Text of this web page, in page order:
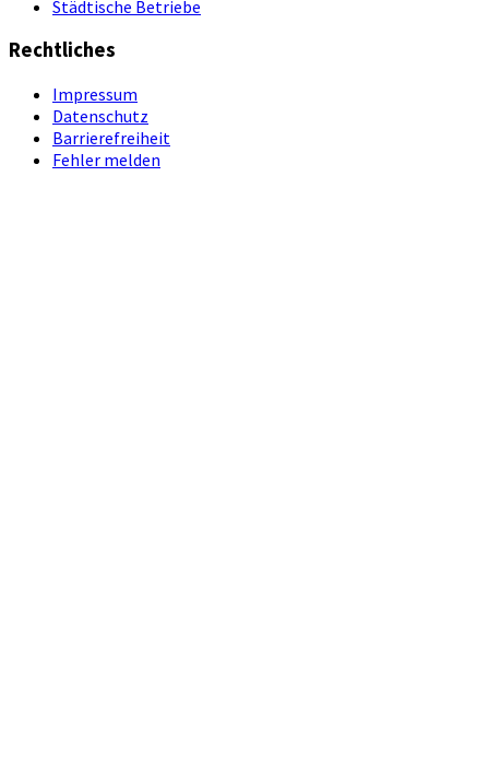
Städtische Betriebe
Rechtliches
Impressum
Datenschutz
Barrierefreiheit
Fehler melden